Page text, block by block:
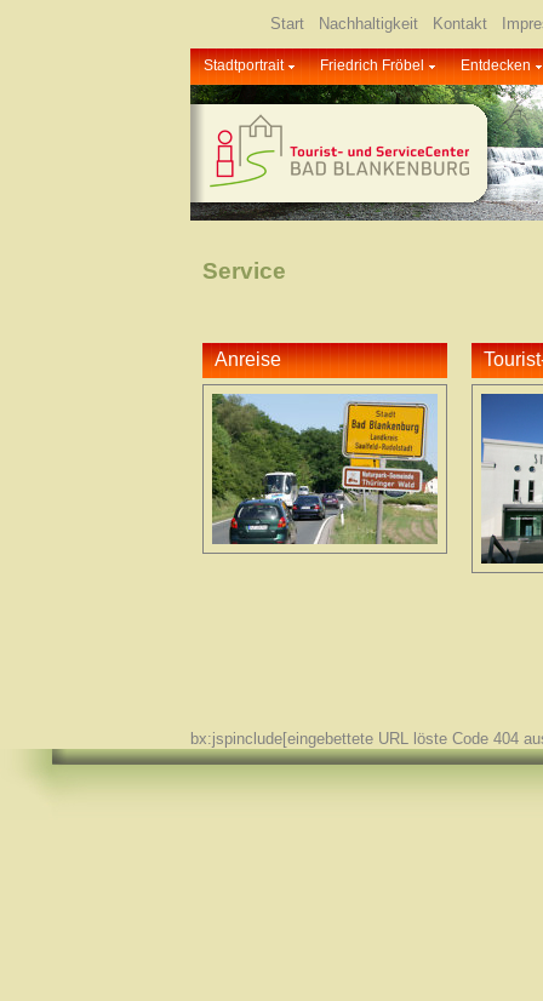
Start Nachhaltigkeit Kontakt
Stadtportrait Friedrich Fröbel Entdecken
Service
Anreise
bx:jspinclude[eingebettete URL löste Code 404